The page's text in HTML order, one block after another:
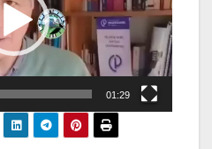
01:29